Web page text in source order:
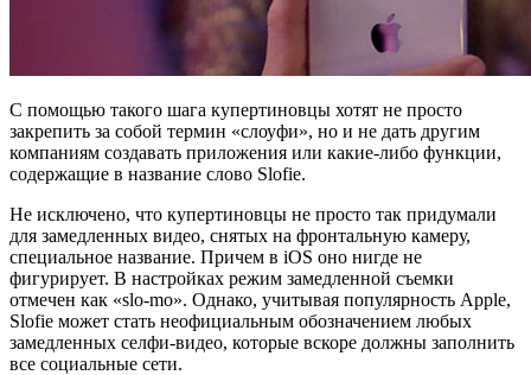
С помощью такого шага купертиновцы хотят не просто
закрепить за собой термин «слоуфи», но и не дать другим
компаниям создавать приложения или какие-либо функции,
содержащие в название слово Slofie.
Не исключено, что купертиновцы не просто так придумали
для замедленных видео, снятых на фронтальную камеру,
специальное название. Причем в iOS оно нигде не
фигурирует. В настройках режим замедленной съемки
отмечен как «slo-mo». Однако, учитывая популярность Apple,
Slofie может стать неофициальным обозначением любых
замедленных селфи-видео, которые вскоре должны заполнить
все социальные сети.